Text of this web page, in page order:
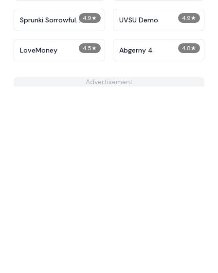
4.9★
Sprunki Sorrowful
Demises
4.9★
UVSU Demo
4.5★
LoveMoney 4.8★
Abgerny 4
Advertisement